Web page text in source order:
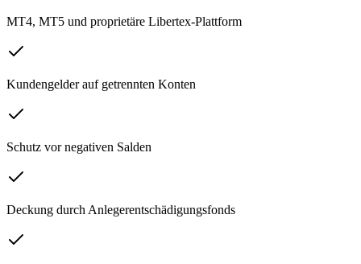
MT4, MT5 und proprietäre Libertex-Plattform
Kundengelder auf getrennten Konten
Schutz vor negativen Salden
Deckung durch Anlegerentschädigungsfonds